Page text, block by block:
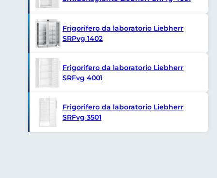
Frigorifero da laboratorio Liebherr
SRPvg 1402
Frigorifero da laboratorio Liebherr
SRFvg 4001
Frigorifero da laboratorio Liebherr
SRFvg 3501